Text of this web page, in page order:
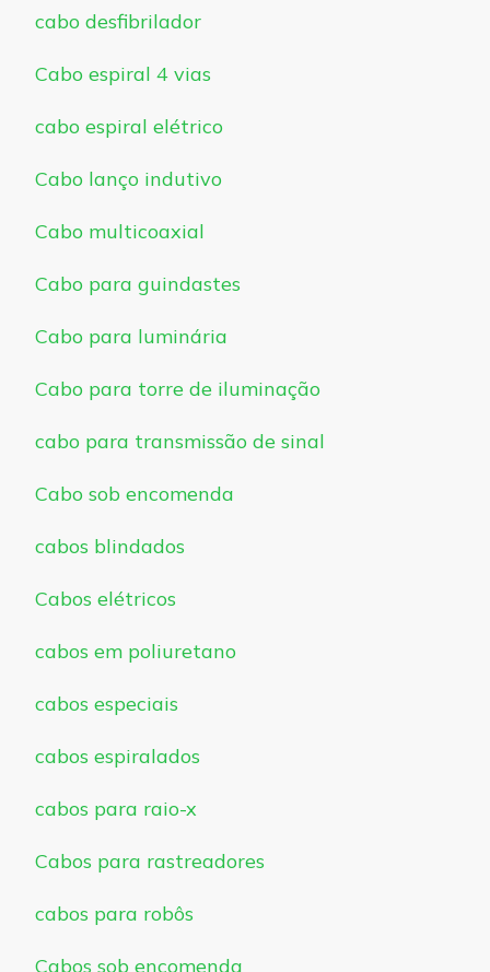
cabo desfibrilador
Cabo espiral 4 vias
cabo espiral elétrico
Cabo lanço indutivo
Cabo multicoaxial
Cabo para guindastes
Cabo para luminária
Cabo para torre de iluminação
cabo para transmissão de sinal
Cabo sob encomenda
cabos blindados
Cabos elétricos
cabos em poliuretano
cabos especiais
cabos espiralados
cabos para raio-x
Cabos para rastreadores
cabos para robôs
Cabos sob encomenda